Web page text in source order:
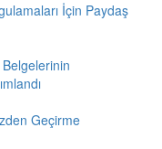
İçin Paydaş
Geçirme